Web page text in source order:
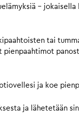
–
tai
pienpaahtimot
ja koe
ja lähetetään